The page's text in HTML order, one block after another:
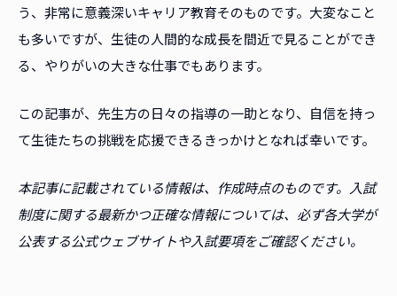
う、非常に意義深いキャリア教育そのものです。大変なこと
も多いですが、生徒の人間的な成長を間近で見ることができ
る、やりがいの大きな仕事でもあります。
この記事が、先生方の日々の指導の一助となり、自信を持っ
て生徒たちの挑戦を応援できるきっかけとなれば幸いです。
本記事に記載されている情報は、作成時点のものです。入試
制度に関する最新かつ正確な情報については、必ず各大学が
公表する公式ウェブサイトや入試要項をご確認ください。